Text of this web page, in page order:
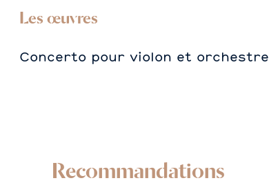
Les œuvres
Concerto pour violon et orchestre
Recommandations